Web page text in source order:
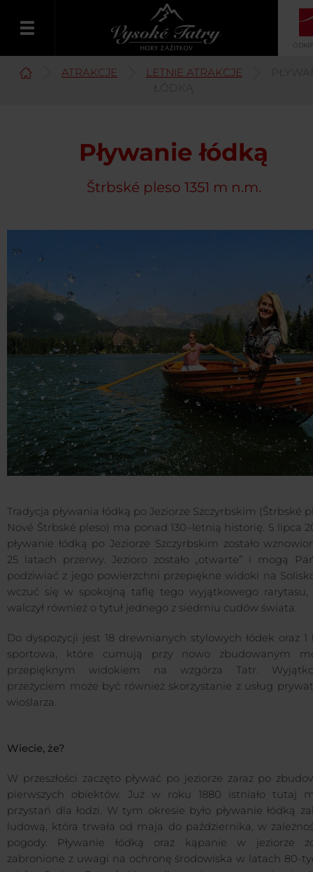
ATRAKCJE LETNIE ATRAKCJE
ŁÓDKĄ
Pływanie łódką
Štrbské pleso 1351 m n.m.
Tradycja pływania łódką po Jeziorze Szczyrbskim (Štrbské
Nové Štrbské pleso) ma ponad 130–letnią historię. 5 lipca
pływanie łódką po Jeziorze Szczyrbskim zostało
25 latach przerwy. Jezioro zostało „otwarte” i mogą
podziwiać z jego powierzchni przepiękne widoki na
wczuć się w spokojną taflę tego wyjątkowego rarytasu,
walczył również o tytuł jednego z siedmiu cudów świata.
Do dyspozycji jest 18 drewnianych stylowych łódek oraz 1
sportowa, które cumują przy nowo zbudowanym
przepięknym widokiem na wzgórza Tatr.
przeżyciem może być również skorzystanie z usług
wioślarza.
Wiecie, że?
W przeszłości zaczęto pływać po jeziorze zaraz po
pierwszych obiektów. Już w roku 1880 istniało tutaj
przystań dla łodzi. W tym okresie było pływanie łódką
ludową, która trwała od maja do października, w
pogody. Pływanie łódką oraz kąpanie w jeziorze
zabronione z uwagi na ochronę środowiska w latach 80-